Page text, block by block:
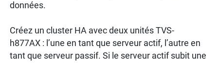
données.
Créez un cluster HA avec deux unités TVS-
h877AX : l’une en tant que serveur actif, l’autre en
tant que serveur passif. Si le serveur actif subit une